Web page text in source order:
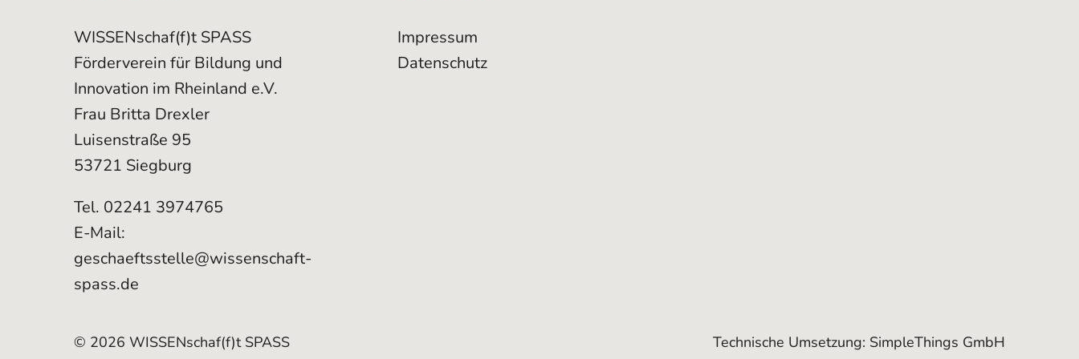
WISSENschaf(f)t SPASS
Förderverein für Bildung und
Innovation im Rheinland e.V.
Frau Britta Drexler
Luisenstraße 95
53721 Siegburg
Tel. 02241 3974765
E-Mail:
geschaeftsstelle@wissenschaft-
spass.de
Impressum
Datenschutz
© 2026 WISSENschaf(f)t SPASS Technische Umsetzung: SimpleThings GmbH